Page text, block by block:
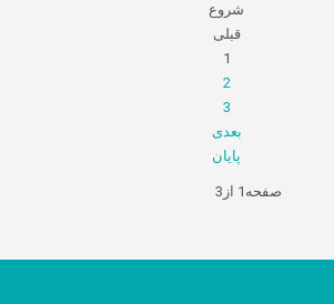
شروع
قبلی
1
2
3
بعدی
پایان
صفحه1 از3